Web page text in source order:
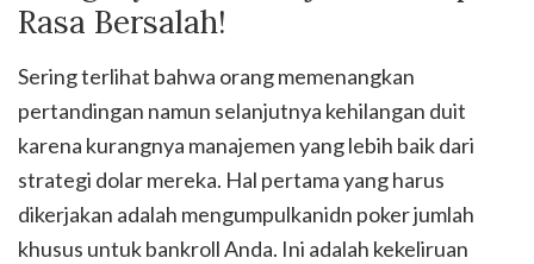
Rasa Bersalah!
Sering terlihat bahwa orang memenangkan
pertandingan namun selanjutnya kehilangan duit
karena kurangnya manajemen yang lebih baik dari
strategi dolar mereka. Hal pertama yang harus
dikerjakan adalah mengumpulkanidn poker jumlah
khusus untuk bankroll Anda. Ini adalah kekeliruan